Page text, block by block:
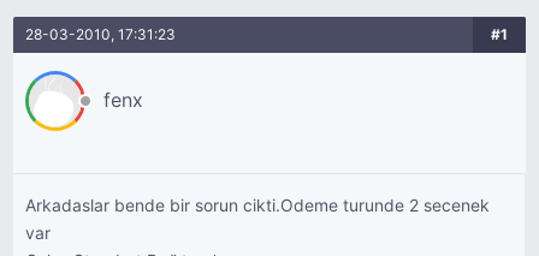
28-03-2010, 17:31:23 #1
fenx
Arkadaslar bende bir sorun cikti.Odeme turunde 2 secenek
var